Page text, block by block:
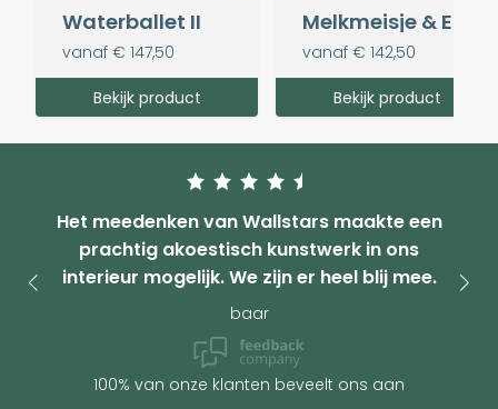
Waterballet II
vanaf € 147,50
Bekijk product
vanaf € 142,50
Bekijk product
Het meedenken van Wallstars maakte een
prachtig akoestisch kunstwerk in ons
interieur mogelijk. We zijn er heel blij mee.
baar
100% van onze klanten beveelt ons aan